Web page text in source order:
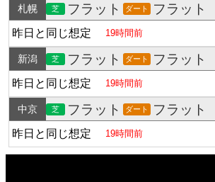
札幌 芝 フラット ダート フラット
昨日と同じ想定 19時間前
新潟 芝 フラット ダート フラット
昨日と同じ想定 19時間前
中京 芝 フラット ダート フラット
昨日と同じ想定 19時間前